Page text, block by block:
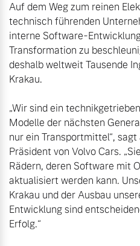
Auf dem Weg zum reinen
technisch führenden
interne Software-
Transformation zu
deshalb weltweit Tausende
Krakau.
„Wir sind ein
Modelle der nächsten
nur ein Transportmittel“, sagt
Präsident von Volvo Cars.
Rädern, deren Software mit
aktualisiert werden kann.
Krakau und der Ausbau
Entwicklung sind
Erfolg.“